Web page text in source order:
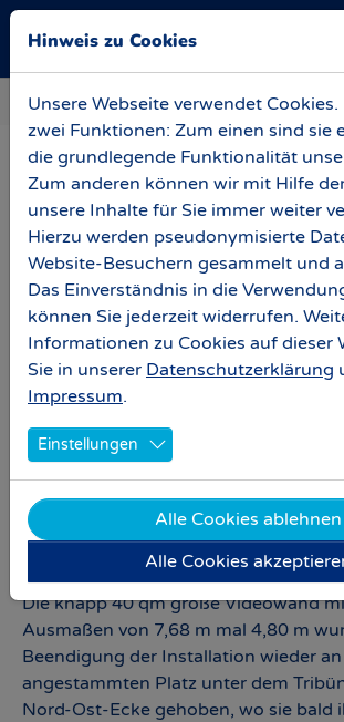
Skip to main navigation
Zum Hauptinhalt springen
Skip to page footer
News Baubesprechung 6. Mai 2023
Baubesprechung 6.
Der 120. Geburtstag des FC Carl
seine Schatten voraus und pünktlich
unser Ernst-Abbe-Sportfeld im
und Weiß, das mit Hilfe vieler Fans
am letzten Wochenende auf die
Tribünenstufen in den
wurde.
Aber auch vor dem Stadion wird es
Einlasssituation des Sektors hinter
Ecke nun ihre Vereinzelungsanlage
hieraus kann man gut die nördliche
Osttribünenanbaus sehen, die
komplett in Blau verkleidet wurde.
Die knapp 40 qm große Videowand
Ausmaßen von 7,68 m mal 4,80 m
Beendigung der Installation wieder
angestammten Platz unter dem
Nord-Ost-Ecke gehoben, wo sie bald
Hinweis zu Cookies
Unsere Webseite verwendet Cookies.
zwei Funktionen: Zum einen sind sie
die grundlegende Funktionalität
Zum anderen können wir mit Hilfe
unsere Inhalte für Sie immer weiter
Hierzu werden pseudonymisierte
Website-Besuchern gesammelt und
Das Einverständnis in die
können Sie jederzeit widerrufen.
Informationen zu Cookies auf dieser
Sie in unserer Datenschutzerklärung
Impressum.
Einstellungen
Alle Cookies ablehnen
Alle Cookies